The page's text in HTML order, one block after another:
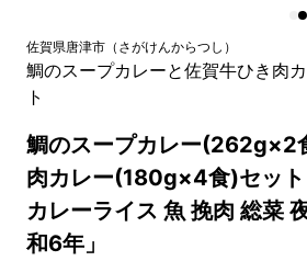
佐賀県唐津市 （ さがけんからつし ）
鯛のスープカレーと佐賀牛ひき肉
ト
鯛のスープカレー(262g×2
肉カレー(180g×4食)セット
カレーライス 魚 挽肉 総菜
和6年」